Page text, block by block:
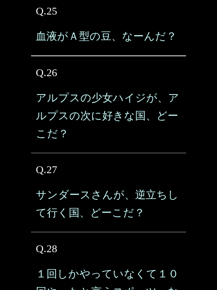
Q.25
血液がＡ型の豆、なーんだ？
Q.26
アルプスの少女ハイジが、ア
ルプスの次に好きな国、どー
こだ？
Q.27
サンダースさんが、逆立ちし
て行く国、どーこだ？
Q.28
１回しかやっていなくて１０